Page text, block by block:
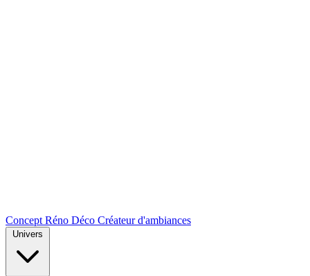
Concept Réno Déco Créateur d'ambiances